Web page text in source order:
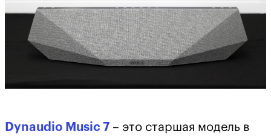
Dynaudio Music 7 – это старшая модель в